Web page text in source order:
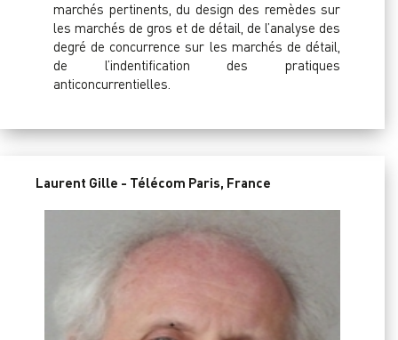
marchés pertinents, du design des remèdes sur
les marchés de gros et de détail, de l’analyse des
degré de concurrence sur les marchés de détail,
de l’indentification des pratiques
anticoncurrentielles.
Laurent Gille - Télécom Paris, France